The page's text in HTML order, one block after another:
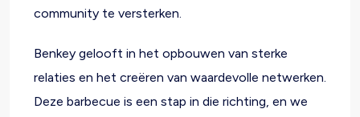
community te versterken.
Benkey gelooft in het opbouwen van sterke
relaties en het creëren van waardevolle netwerken.
Deze barbecue is een stap in die richting, en we